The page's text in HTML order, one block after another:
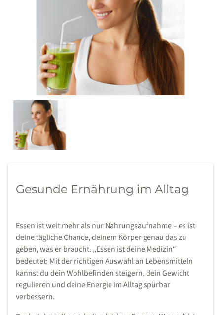
Gesunde Ernährung im Alltag
Essen ist weit mehr als nur Nahrungsaufnahme – es ist
deine tägliche Chance, deinem Körper genau das zu
geben, was er braucht. „Essen ist deine Medizin“
bedeutet: Mit der richtigen Auswahl an Lebensmitteln
kannst du dein Wohlbefinden steigern, dein Gewicht
regulieren und deine Energie im Alltag spürbar
verbessern.